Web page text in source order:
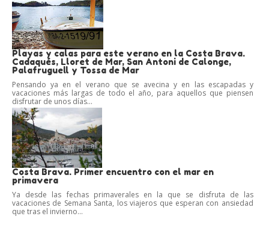
Playas y calas para este verano en la Costa Brava.
Cadaqués, Lloret de Mar, San Antoni de Calonge,
Palafruguell y Tossa de Mar
Pensando ya en el verano que se avecina y en las escapadas y
vacaciones más largas de todo el año, para aquellos que piensen
disfrutar de unos días...
Costa Brava. Primer encuentro con el mar en
primavera
Ya desde las fechas primaverales en la que se disfruta de las
vacaciones de Semana Santa, los viajeros que esperan con ansiedad
que tras el invierno...